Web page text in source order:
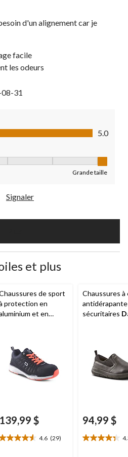
d'un alignement car je
facile
les odeurs
31
5.0
Grande taille
Signaler
et plus
de sport
protection en
et en
Series
139,99 $
4.6 (29)
4.6
Chaussures à
sécuritaires
94,99 $
4.3